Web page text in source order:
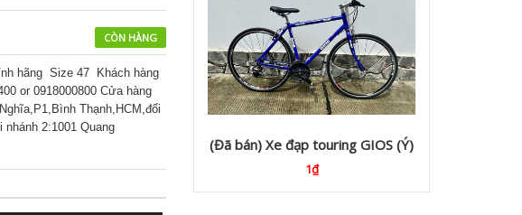
CÒN HÀNG
hãng Size 47 Khách hàng
or 0918000800 Cửa hàng
Thạnh,HCM,đối
2:1001 Quang
(Đã bán) Xe đạp touring GIOS (Ý)
1₫